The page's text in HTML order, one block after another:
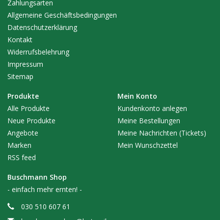
0,25 Liter, 0,5 Liter, 1 Liter und 5 Liter
Zahlungsarten
Allgemeine Geschäftsbedingungen
Datenschutzerklärung
Kontakt
Widerrufsbelehrung
Impressum
Sitemap
Produkte
Alle Produkte
Neue Produkte
Angebote
Marken
RSS feed
Mein Konto
Kundenkonto anlegen
Meine Bestellungen
Meine Nachrichten (Tickets)
Mein Wunschzettel
Buschmann Shop
- einfach mehr ernten! -
030 510 607 61